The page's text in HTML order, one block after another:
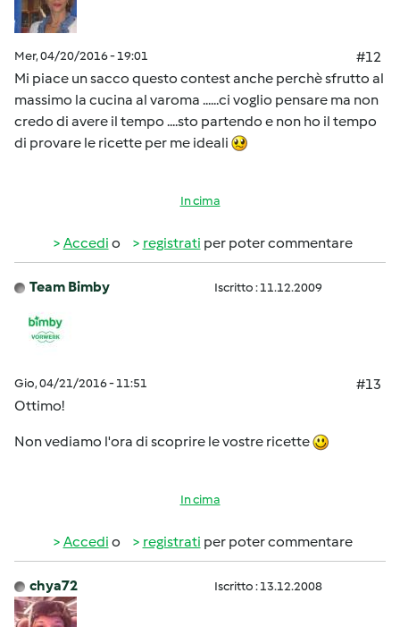
Mer, 04/20/2016 - 19:01
#12
Mi piace un sacco questo contest anche perchè sfrutto al
massimo la cucina al varoma ......ci voglio pensare ma non
credo di avere il tempo ....sto partendo e non ho il tempo
di provare le ricette per me ideali
In cima
Accedi o registrati per poter commentare
Team Bimby Iscritto : 11.12.2009
Gio, 04/21/2016 - 11:51
#13
Ottimo!
Non vediamo l'ora di scoprire le vostre ricette
In cima
Accedi o registrati per poter commentare
chya72 Iscritto : 13.12.2008